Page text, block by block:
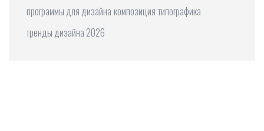
программы для дизайна композиция типографика
тренды дизайна 2026